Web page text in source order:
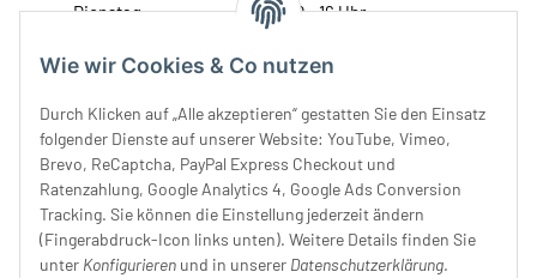
Wie wir Cookies & Co nutzen
Durch Klicken auf „Alle akzeptieren“ gestatten Sie den Einsatz
folgender Dienste auf unserer Website: YouTube, Vimeo,
Brevo, ReCaptcha, PayPal Express Checkout und
Ratenzahlung, Google Analytics 4, Google Ads Conversion
Tracking. Sie können die Einstellung jederzeit ändern
(Fingerabdruck-Icon links unten). Weitere Details finden Sie
unter Konfigurieren und in unserer Datenschutzerklärung.
Dienstag:
10 - 16 Uhr
Donnerstag:
10 - 18 Uhr
Samstag:
10 - 14 Uhr
Unser Service
Rechtliches